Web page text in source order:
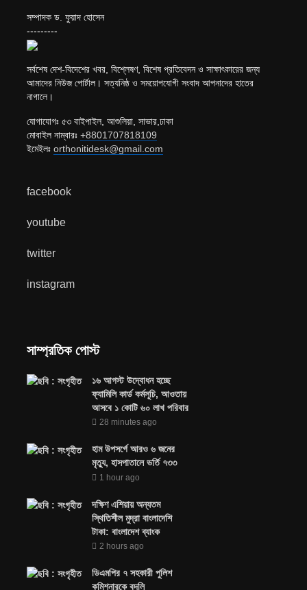
সম্পাদক ড. ফুয়াদ হোসেন
---------
সর্বশেষ দেশ-বিদেশের খবর, বিশ্লেষণ, বিশেষ প্রতিবেদন ও সাক্ষাৎকারের জন্য
আমাদের নিউজ পোর্টাল। সত্যনিষ্ঠ ও সময়োপযোগী সংবাদ আপনাদের হাতের
নাগালে।
যোগাযোগঃ ৫৩ বাইপাইল, আশুলিয়া, সাভার,ঢাকা
মোবাইল নাম্বারঃ +8801707818109
ইমেইলঃ orthonitidesk@gmail.com
facebook
youtube
twitter
instagram
সাম্প্রতিক পোস্ট
১৬ আগস্ট উদ্বোধন হচ্ছে
ফ্যামিলি কার্ড কর্মসূচি, আওতায়
আসবে ১ কোটি ৬০ লাখ পরিবার
28 minutes ago
হাম উপসর্গে আরও ৬ জনের
মৃত্যু, হাসপাতালে ভর্তি ৭৩৩
1 hour ago
দক্ষিণ এশিয়ায় অন্যতম
স্থিতিশীল মুদ্রা বাংলাদেশি
টাকা: বাংলাদেশ ব্যাংক
2 hours ago
ডিএমপির ৭ সহকারী পুলিশ
কমিশনারকে বদলি